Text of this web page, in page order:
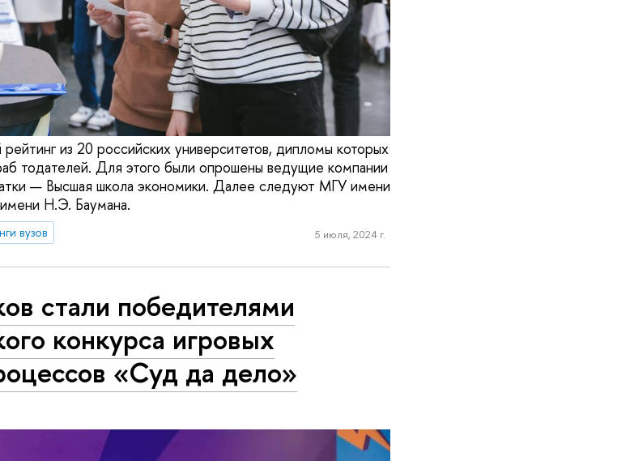
из 20 российских университетов, дипломы которых
тодателей. Для этого были опрошены ведущие компании
— Высшая школа экономики. Далее следуют МГУ имени
Н.Э. Баумана.
вузов 5 июля, 2024 г.
стали победителями
конкурса игровых
«Суд да дело»